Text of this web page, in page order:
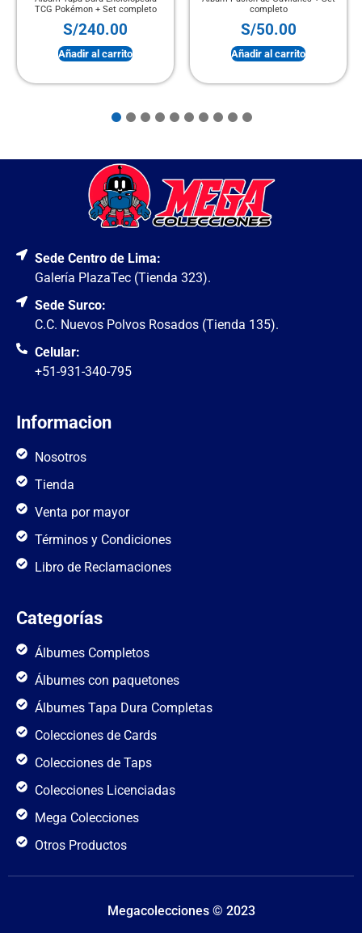
completo
completo
Añadir al carrito
Mundial 2026 + Set
Añadir al
Sede Centro de Lima:
Galería PlazaTec (Tienda 323).
Sede Surco:
C.C. Nuevos Polvos Rosados (Tienda 135).
Celular:
+51-931-340-795
Informacion
Nosotros
Tienda
Venta por mayor
Términos y Condiciones
Libro de Reclamaciones
Categorías
Álbumes Completos
Álbumes con paquetones
Álbumes Tapa Dura Completas
Colecciones de Cards
Colecciones de Taps
Colecciones Licenciadas
Mega Colecciones
Otros Productos
Megacolecciones © 2023